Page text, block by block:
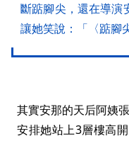
斷踮腳尖，還在導演
讓她笑說：「〈踮腳
其實安那的天后阿姨
安排她站上3層樓高